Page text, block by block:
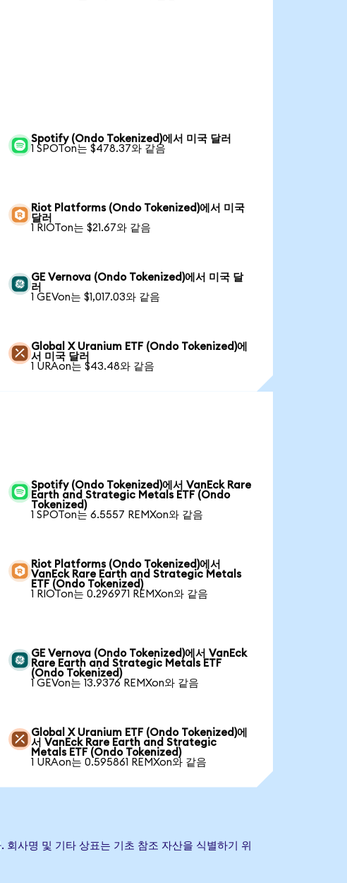
Spotify (Ondo Tokenized)에서 미국 달러
1 SPOTon는 $478.37와 같음
Riot Platforms (Ondo Tokenized)에서 미국
달러
1 RIOTon는 $21.67와 같음
GE Vernova (Ondo Tokenized)에서 미국 달
러
1 GEVon는 $1,017.03와 같음
Global X Uranium ETF (Ondo Tokenized)에
서 미국 달러
1 URAon는 $43.48와 같음
Spotify (Ondo Tokenized)에서 VanEck Rare
Earth and Strategic Metals ETF (Ondo
Tokenized)
1 SPOTon는 6.5557 REMXon와 같음
Riot Platforms (Ondo Tokenized)에서
VanEck Rare Earth and Strategic Metals
ETF (Ondo Tokenized)
1 RIOTon는 0.296971 REMXon와 같음
GE Vernova (Ondo Tokenized)에서 VanEck
Rare Earth and Strategic Metals ETF
(Ondo Tokenized)
1 GEVon는 13.9376 REMXon와 같음
Global X Uranium ETF (Ondo Tokenized)에
서 VanEck Rare Earth and Strategic
Metals ETF (Ondo Tokenized)
1 URAon는 0.595861 REMXon와 같음
사명 및 기타 상표는 기초 참조 자산을 식별하기 위